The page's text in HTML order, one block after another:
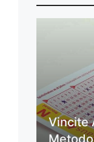
Vincite